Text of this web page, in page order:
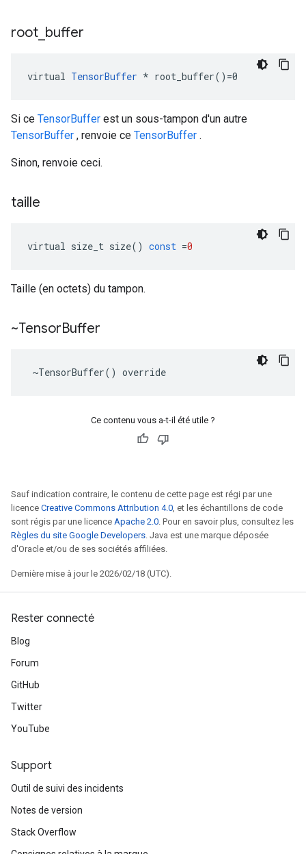
root buffer
virtual TensorBuffer * root_buffer()=0
Si ce TensorBuffer est un sous-tampon d'un autre
TensorBuffer , renvoie ce TensorBuffer .
Sinon, renvoie ceci.
taille
virtual size_t size() const =0
Taille (en octets) du tampon.
~TensorBuffer
~TensorBuffer() override
Ce contenu vous a-t-il été utile ?
Sauf indication contraire, le contenu de cette page est régi par une
licence Creative Commons Attribution 4.0, et les échantillons de code
sont régis par une licence Apache 2.0. Pour en savoir plus, consultez les
Règles du site Google Developers. Java est une marque déposée
d'Oracle et/ou de ses sociétés affiliées.
Dernière mise à jour le 2026/02/18 (UTC).
Rester connecté
Blog
Forum
GitHub
Twitter
YouTube
Support
Outil de suivi des incidents
Notes de version
Stack Overflow